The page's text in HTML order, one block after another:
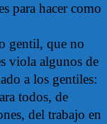
para hacer como
gentil, que no
viola algunos de
a los gentiles:
todos, de
del trabajo en